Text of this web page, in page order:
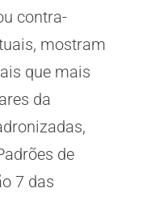
contra-
mostram
que mais
da
de
7 das